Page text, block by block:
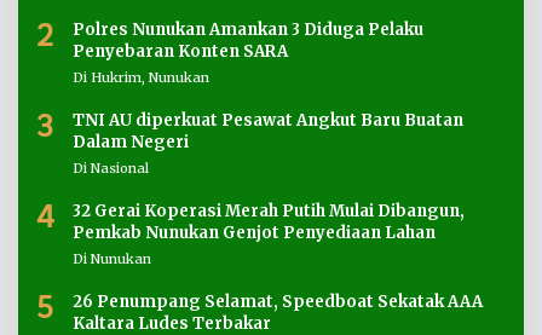
2
Polres Nunukan Amankan 3 Diduga Pelaku
Penyebaran Konten SARA
Di Hukrim, Nunukan
3
TNI AU diperkuat Pesawat Angkut Baru Buatan
Dalam Negeri
Di Nasional
4
32 Gerai Koperasi Merah Putih Mulai Dibangun,
Pemkab Nunukan Genjot Penyediaan Lahan
Di Nunukan
5
26 Penumpang Selamat, Speedboat Sekatak AAA
Kaltara Ludes Terbakar